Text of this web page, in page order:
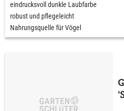
eindrucksvoll dunkle Laubfarbe
robust und pflegeleicht
Nahrungsquelle für Vögel